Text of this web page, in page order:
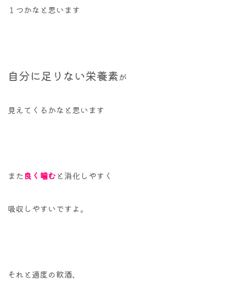
１つかなと思います
自分に足りない栄養素が
見えてくるかなと思います
また 良く噛む と消化しやすく
吸収しやすいですよ。
それと適度の飲酒、